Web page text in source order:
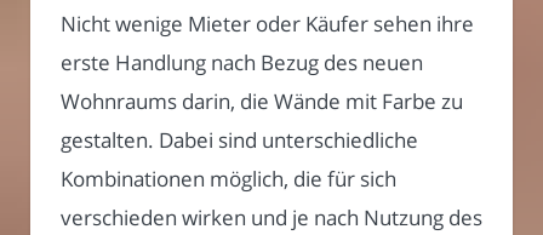
Nicht wenige Mieter oder Käufer sehen ihre
erste Handlung nach Bezug des neuen
Wohnraums darin, die Wände mit Farbe zu
gestalten. Dabei sind unterschiedliche
Kombinationen möglich, die für sich
verschieden wirken und je nach Nutzung des